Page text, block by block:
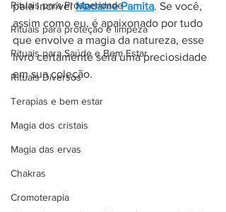
Rituais para Prosperidade
Rituais para proteção e limpeza
Rituais para Saúde e Bem Estar
Rituais Diversos
Terapias e bem estar
Magia dos cristais
Magia das ervas
Chakras
Cromoterapia
pela incrível Madame Pamita. Se você,
assim como eu, é apaixonado por tudo
que envolve a magia da natureza, esse
livro certamente será uma preciosidade
em sua coleção.